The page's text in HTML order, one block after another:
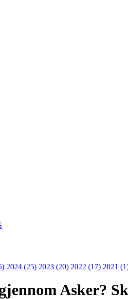
2024 (25) 2023 (20) 2022 (17) 2021
Asker?